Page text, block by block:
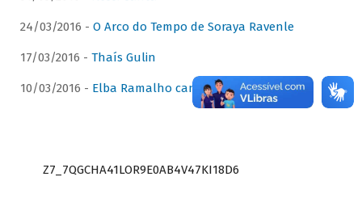
24/03/2016 - O Arco do Tempo de Soraya Ravenle
17/03/2016 - Thaís Gulin
10/03/2016 - Elba Ramalho canta Dominguinhos
Z7_7QGCHA41LOR9E0AB4V47KI18D6